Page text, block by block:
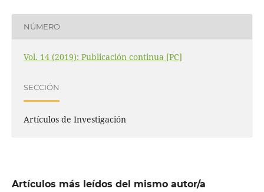
NÚMERO
Vol. 14 (2019): Publicación continua [PC]
SECCIÓN
Artículos de Investigación
Artículos más leídos del mismo autor/a